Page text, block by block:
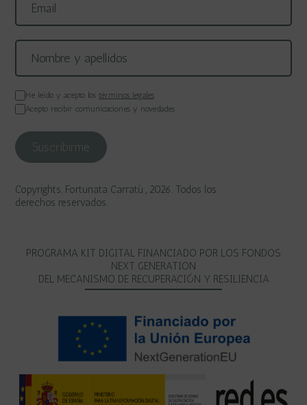
He leído y acepto los términos legales
Acepto recibir comunicaciones y novedades
Copyrights. Fortunata Carratù , 2026. Todos los
derechos reservados.
PROGRAMA KIT DIGITAL FINANCIADO POR LOS FONDOS
NEXT GENERATION
DEL MECANISMO DE RECUPERACIÓN Y RESILIENCIA